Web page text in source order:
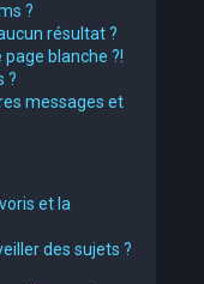
?
résultat ?
blanche ?!
?
messages et
et la
des sujets ?